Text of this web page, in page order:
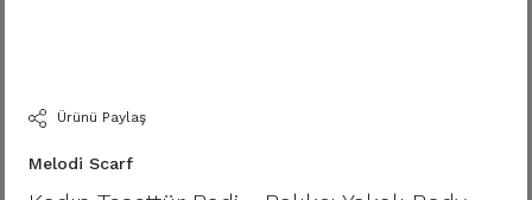
Ürünü Paylaş
Melodi Scarf